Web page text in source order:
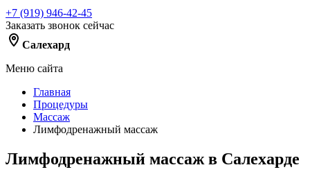
+7 (919) 946-42-45
Заказать звонок сейчас
Салехард
Меню сайта
Главная
Процедуры
Массаж
Лимфодренажный массаж
Лимфодренажный массаж в Салехарде